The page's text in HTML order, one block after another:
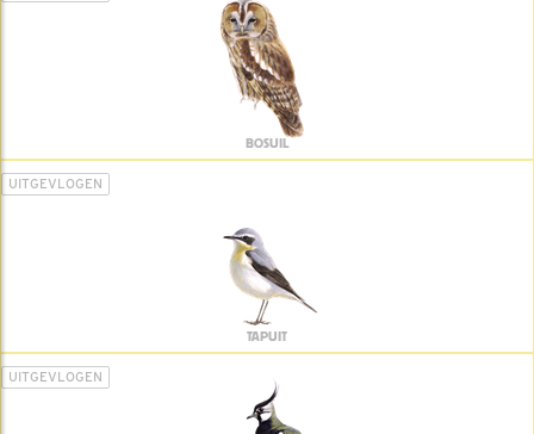
BOSUIL
UITGEVLOGEN
TAPUIT
UITGEVLOGEN